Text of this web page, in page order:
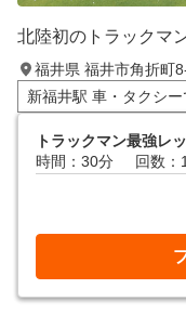
北陸初のトラックマ
福井県 福井市角折町
新福井駅 車・タクシ
トラックマン最強レ
時間：30分
回数：1